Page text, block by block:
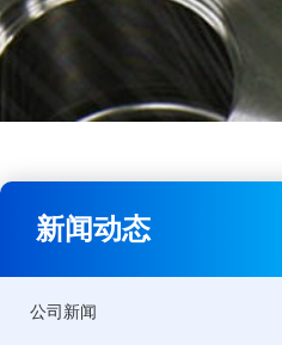
新闻动态
公司新闻